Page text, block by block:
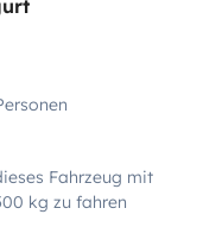
Fahrzeug mit
kg zu fahren